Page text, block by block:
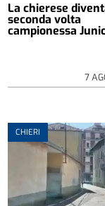
La chierese
seconda volta
campionessa
7
CHIERI